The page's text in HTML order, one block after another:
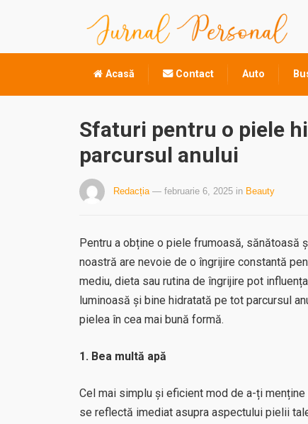
Acasă Contact Auto
Sfaturi pentru o piele
parcursul anului
Redacția — februarie 6, 2025 in Beauty
Pentru a obține o piele frumoasă, sănătoasă
noastră are nevoie de o îngrijire constantă
mediu, dieta sau rutina de îngrijire pot
luminoasă și bine hidratată pe tot parcursul
pielea în cea mai bună formă.
1. Bea multă apă
Cel mai simplu și eficient mod de a-ți
se reflectă imediat asupra aspectului pielii